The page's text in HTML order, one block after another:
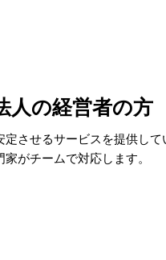
人の経営者の方
させるサービスを提供して
がチームで対応します。